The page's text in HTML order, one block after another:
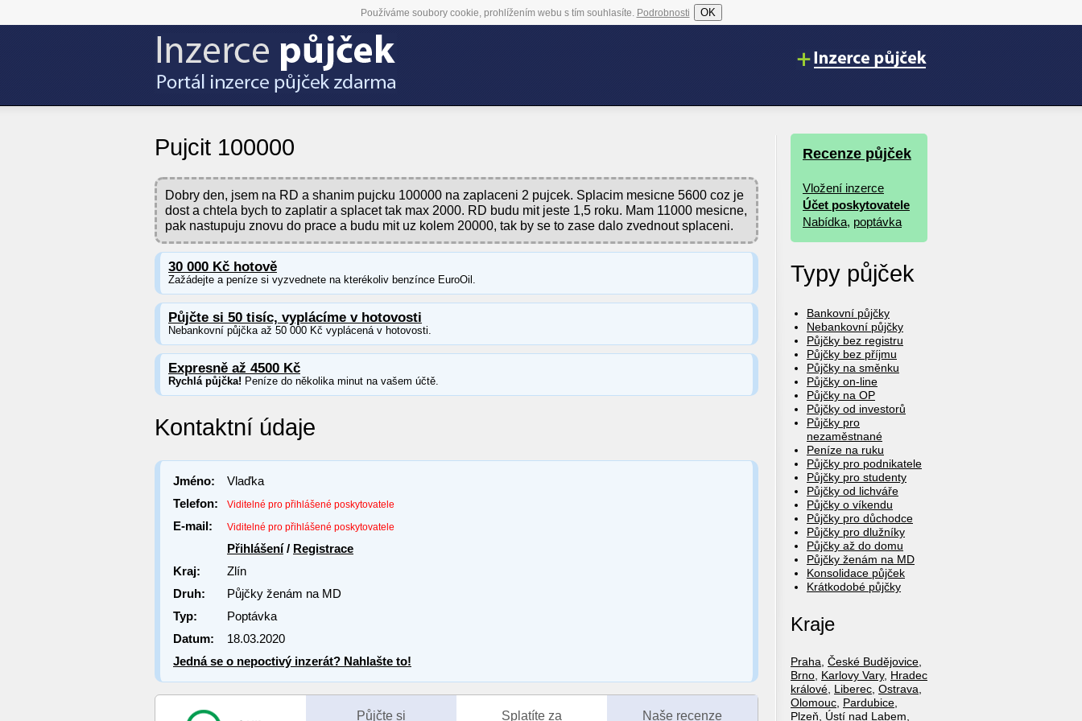
Používáme soubory cookie, prohlížením webu s tím souhlasíte. Podrobnosti OK
Pujcit 100000
Dobry den, jsem na RD a shanim pujcku 100000 na zaplaceni 2 pujcek. Splacim mesicne 5600 coz je
dost a chtela bych to zaplatir a splacet tak max 2000. RD budu mit jeste 1,5 roku. Mam 11000 mesicne,
pak nastupuju znovu do prace a budu mit uz kolem 20000, tak by se to zase dalo zvednout splaceni.
30 000 Kč hotově
Zažádejte a peníze si vyzvednete na kterékoliv benzínce EuroOil.
Půjčte si 50 tisíc, vyplácíme v hotovosti
Nebankovní půjčka až 50 000 Kč vyplácená v hotovosti.
Expresně až 4500 Kč
Rychlá půjčka! Peníze do několika minut na vašem účtě.
Kontaktní údaje
Jméno:
Vlaďka
Telefon:
Viditelné pro přihlášené poskytovatele
E-mail: Viditelné pro přihlášené poskytovatele
Přihlášení/ Registrace
Kraj:
Zlín
Druh:
Půjčky ženám na MD
Typ:
Poptávka
Datum:
18.03.2020
Jedná se o nepoctivý inzerát? Nahlašte to!
Půjčte si Splatíte za Naše recenze
Recenze půjček
Vložení inzerce
Účet poskytovatele
Nabídka, poptávka
Typy půjček
Bankovní půjčky
Nebankovní půjčky
Půjčky bez registru
Půjčky bez příjmu
Půjčky na směnku
Půjčky on-line
Půjčky na OP
Půjčky od investorů
Půjčky pro
nezaměstnané
Peníze na ruku
Půjčky pro podnikatele
Půjčky pro studenty
Půjčky od lichváře
Půjčky o víkendu
Půjčky pro důchodce
Půjčky pro dlužníky
Půjčky až do domu
Půjčky ženám na MD
Konsolidace půjček
Krátkodobé půjčky
Kraje
Praha, České Budějovice,
Brno, Karlovy Vary, Hradec
králové, Liberec, Ostrava,
Olomouc, Pardubice,
Plzeň, Ústí nad Labem,